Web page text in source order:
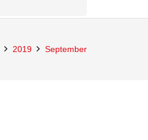
2019 September